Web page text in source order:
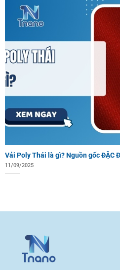
Vải Poly Thái là gì? Nguồn gốc ĐẶC
11/09/2025